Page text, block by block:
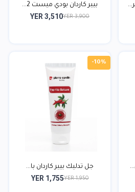
بيير كاردان بودي ميست 2...
YER 3,900
YER 3,510
-10%
جل تدليك بيير كاردان با...
YER 1,950
YER 1,755